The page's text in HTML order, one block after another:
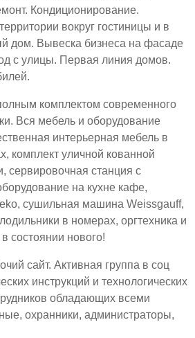
Кондиционирование.
вокруг гостиницы и в
дом. Вывеска бизнеса на фасаде
с улицы. Первая линия домов.
комплектом современного
Вся мебель и оборудование
интерьерная мебель в
комплект уличной кованной
сервировочная станция с
на кухне кафе,
сушильная машина Weissgauff,
в номерах, оргтехника и
состоянии нового!
сайт. Активная группа в соц
инструкций и технологических
обладающих всеми
охранники, администраторы,